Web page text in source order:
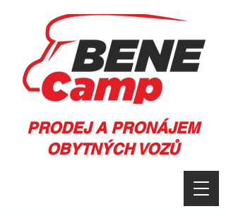
PRODEJ A PRONÁJEM
OBYTNÝCH VOZŮ